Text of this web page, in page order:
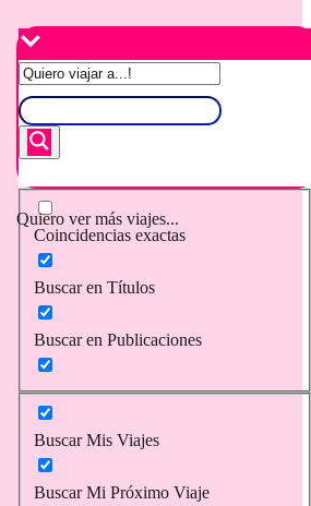
Quiero ver más viajes...
Coincidencias exactas
Buscar en Títulos
Buscar en Publicaciones
Buscar Mis Viajes
Buscar Mi Próximo Viaje